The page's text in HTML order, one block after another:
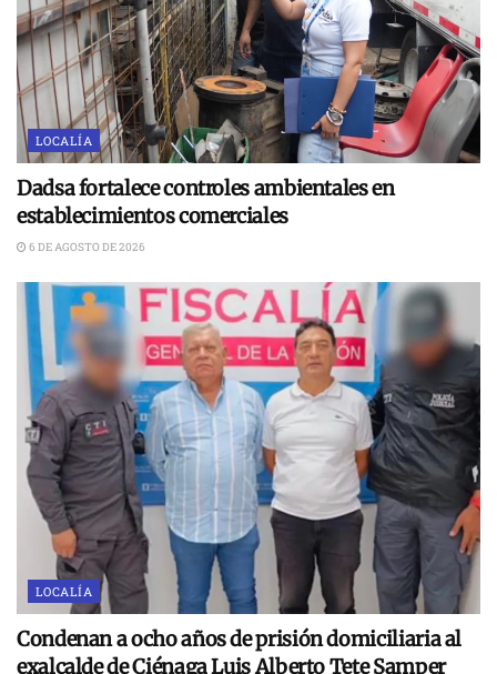
LOCALÍA
Dadsa fortalece controles ambientales en
establecimientos comerciales
6 DE AGOSTO DE 2026
LOCALÍA
Condenan a ocho años de prisión domiciliaria al
exalcalde de Ciénaga Luis Alberto Tete Samper